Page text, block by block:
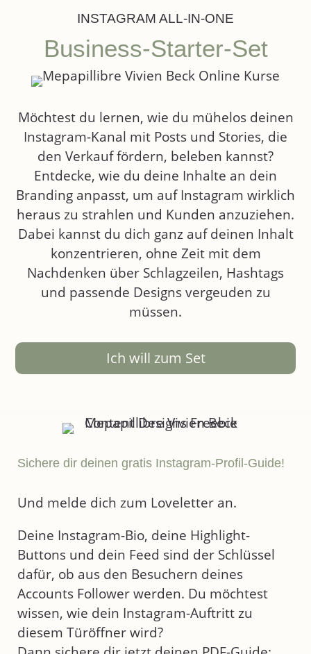
INSTAGRAM ALL-IN-ONE
Business-Starter-Set
Möchtest du lernen, wie du mühelos deinen
Instagram-Kanal mit Posts und Stories, die
den Verkauf fördern, beleben kannst?
Entdecke, wie du deine Inhalte an dein
Branding anpasst, um auf Instagram wirklich
heraus zu strahlen und Kunden anzuziehen.
Dabei kannst du dich ganz auf deinen Inhalt
konzentrieren, ohne Zeit mit dem
Nachdenken über Schlagzeilen, Hashtags
und passende Designs vergeuden zu
müssen.
Ich will zum Set
Sichere dir deinen gratis Instagram-Profil-Guide! ​
Und melde dich zum Loveletter an.
Deine Instagram-Bio, deine Highlight-
Buttons und dein Feed sind der Schlüssel
dafür, ob aus den Besuchern deines
Accounts Follower werden. Du möchtest
wissen, wie dein Instagram-Auftritt zu
diesem Türöffner wird?